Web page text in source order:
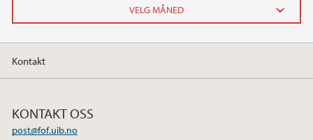
2025
Kontakt
KONTAKT OSS
post@fof.uib.no